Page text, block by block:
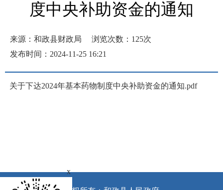
度中央补助资金的通知
来源：和政县财政局 浏览次数： 125次
发布时间：2024-11-25 16:21
关于下达2024年基本药物制度中央补助资金的通知.pdf
x